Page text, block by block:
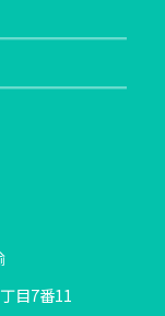
目7番11